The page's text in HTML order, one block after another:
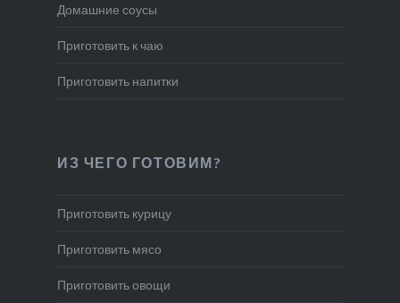
Домашние соусы
Приготовить к чаю
Приготовить напитки
ИЗ ЧЕГО ГОТОВИМ?
Приготовить курицу
Приготовить мясо
Приготовить овощи